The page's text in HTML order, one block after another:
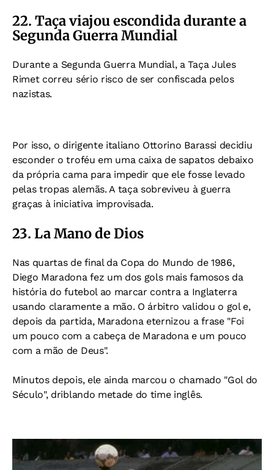
22. Taça viajou escondida durante a
Segunda Guerra Mundial
Durante a Segunda Guerra Mundial, a Taça Jules
Rimet correu sério risco de ser confiscada pelos
nazistas.
Por isso, o dirigente italiano Ottorino Barassi decidiu
esconder o troféu em uma caixa de sapatos debaixo
da própria cama para impedir que ele fosse levado
pelas tropas alemãs.A taça sobreviveu à guerra
graças à iniciativa improvisada.
23. La Mano de Dios
Nas quartas de final da Copa do Mundo de 1986,
Diego Maradona fez um dos gols mais famosos da
história do futebol ao marcar contra a Inglaterra
usando claramente a mão. O árbitro validou o gol e,
depois da partida, Maradona eternizou a frase "Foi
um pouco com a cabeça de Maradona e um pouco
com a mão de Deus".
Minutos depois, ele ainda marcou o chamado "Gol do
Século", driblando metade do time inglês.